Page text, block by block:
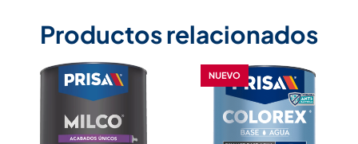
Productos relacionados